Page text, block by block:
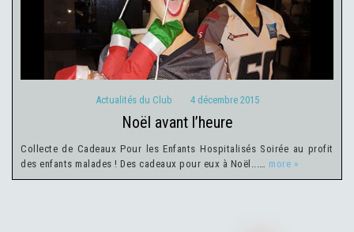
Actualités du Club 4 décembre 2015
Actualités du Club 4 décembre 2015
noël avant l’heure
Collecte de Cadeaux Pour les Enfants Hospitalisés Soirée au profit
des enfants malades ! Des cadeaux pour eux à Noël...…
more »